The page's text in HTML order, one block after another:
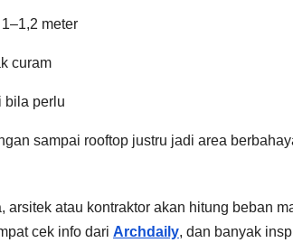
meter
curam
bila perlu
sampai rooftop justru jadi area
arsitek atau kontraktor akan hitung beban
cek info dari Archdaily, dan banyak